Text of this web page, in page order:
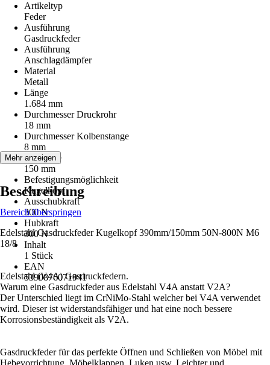
Artikeltyp
Feder
Ausführung
Gasdruckfeder
Ausführung
Anschlagdämpfer
Material
Metall
Länge
1.684 mm
Durchmesser Druckrohr
18 mm
Durchmesser Kolbenstange
8 mm
Hublänge
150 mm
Befestigungsmöglichkeit
Kugelkopf
Ausschubkraft
300 N
Hubkraft
300 N
Inhalt
1 Stück
EAN
5390876071941
Mehr anzeigen
Beschreibung
Bereich überspringen
Edelstahl Gasdruckfeder Kugelkopf 390mm/150mm 50N-800N M6
18/8
Edelstahl (V4A) Gasdruckfedern.
Warum eine Gasdruckfeder aus Edelstahl V4A anstatt V2A?
Der Unterschied liegt im CrNiMo-Stahl welcher bei V4A verwendet
wird. Dieser ist widerstandsfähiger und hat eine noch bessere
Korrosionsbeständigkeit als V2A.
Gasdruckfeder für das perfekte Öffnen und Schließen von Möbel mit
Hebevorrichtung, Möbelklappen, Luken usw. Leichter und